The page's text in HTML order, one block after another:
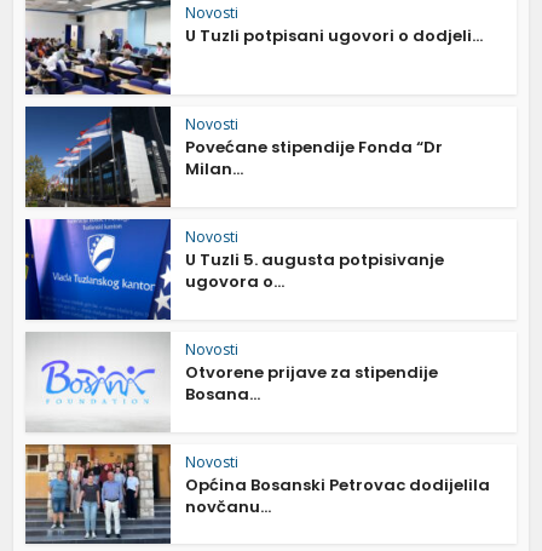
Novosti
U Tuzli potpisani ugovori o dodjeli...
Novosti
Povećane stipendije Fonda “Dr
Milan...
Novosti
U Tuzli 5. augusta potpisivanje
ugovora o...
Novosti
Otvorene prijave za stipendije
Bosana...
Novosti
Općina Bosanski Petrovac dodijelila
novčanu...